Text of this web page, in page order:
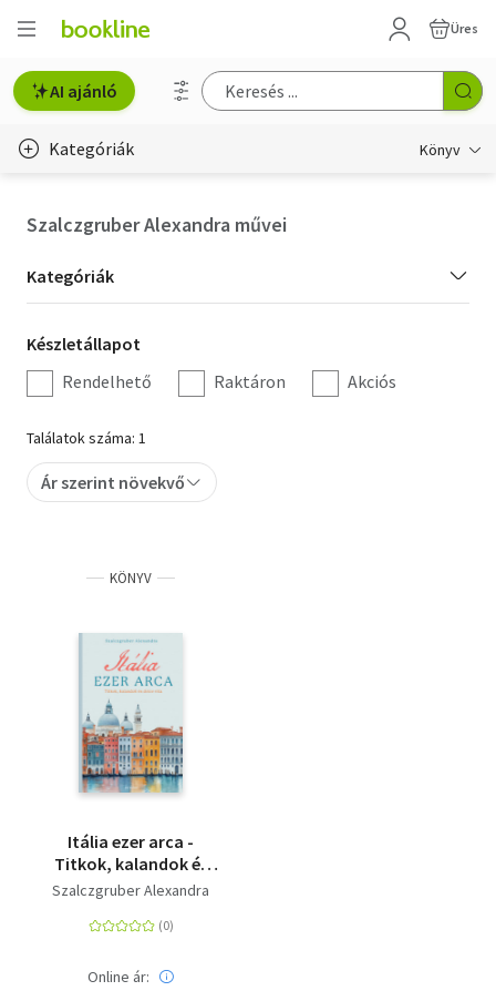
Üres
AI ajánló
Kategóriák Könyv
Hobbi, szabadidő
Irodalom
Művészet
Szakkönyv
Tankönyv, segédkönyv
Társadalomtudomány
Természettudomány
Történelem
Szalczgruber Alexandra művei
Kategória
szűrés
Kategóriák
Készletállapot
szűrés
Készletállapot
Rendelhető
Raktáron Akciós
Találatok száma: 1
Ár szerint növekvő
KÖNYV
Itália ezer arca -
Titkok, kalandok és
dolce vita
Szalczgruber Alexandra
Online ár: